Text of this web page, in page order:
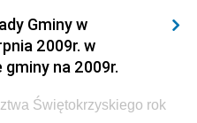
Gminy w
2009r. w
na 2009r.
Świętokrzyskiego rok